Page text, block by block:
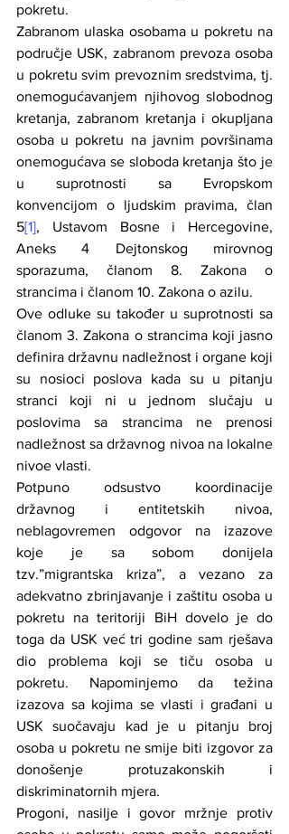
pokretu.
Zabranom ulaska osobama u pokretu na
područje USK, zabranom prevoza osoba
u pokretu svim prevoznim sredstvima, tj.
onemogućavanjem njihovog slobodnog
kretanja, zabranom kretanja i okupljana
osoba u pokretu na javnim površinama
onemogućava se sloboda kretanja što je
u suprotnosti sa Evropskom
konvencijom o ljudskim pravima, član
5[1], Ustavom Bosne i Hercegovine,
Aneks 4 Dejtonskog mirovnog
sporazuma, članom 8. Zakona o
strancima i članom 10. Zakona o azilu.
Ove odluke su također u suprotnosti sa
članom 3. Zakona o strancima koji jasno
definira državnu nadležnost i organe koji
su nosioci poslova kada su u pitanju
stranci koji ni u jednom slučaju u
poslovima sa strancima ne prenosi
nadležnost sa državnog nivoa na lokalne
nivoe vlasti.
Potpuno odsustvo koordinacije
državnog i entitetskih nivoa,
neblagovremen odgovor na izazove
koje je sa sobom donijela
tzv.”migrantska kriza”, a vezano za
adekvatno zbrinjavanje i zaštitu osoba u
pokretu na teritoriji BiH dovelo je do
toga da USK već tri godine sam rješava
dio problema koji se tiču osoba u
pokretu. Napominjemo da težina
izazova sa kojima se vlasti i građani u
USK suočavaju kad je u pitanju broj
osoba u pokretu ne smije biti izgovor za
donošenje protuzakonskih i
diskriminatornih mjera.
Progoni, nasilje i govor mržnje protiv